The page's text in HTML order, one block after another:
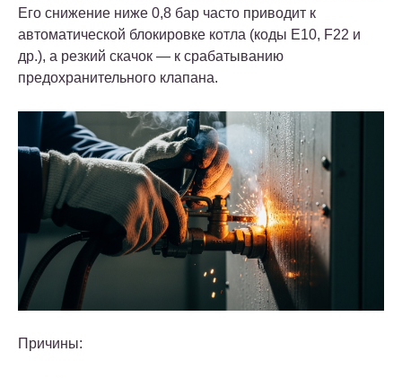
Его снижение ниже 0,8 бар часто приводит к
автоматической блокировке котла (коды E10, F22 и
др.), а резкий скачок — к срабатыванию
предохранительного клапана.
Причины: